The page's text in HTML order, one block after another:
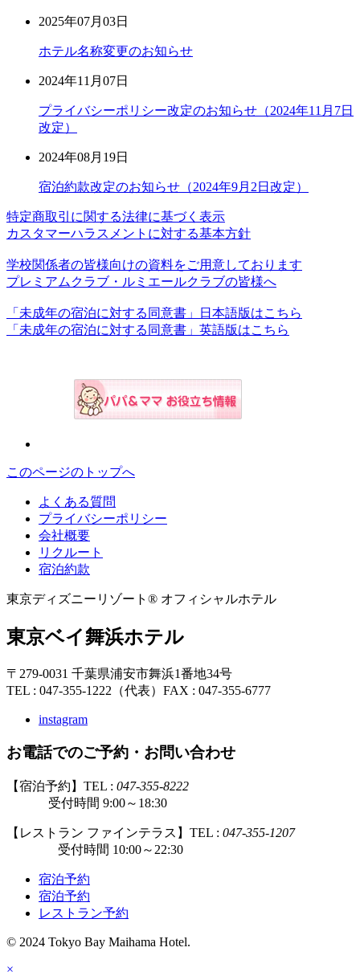
2025年07月03日
ホテル名称変更のお知らせ
2024年11月07日
プライバシーポリシー改定のお知らせ（2024年11月7日
改定）
2024年08月19日
宿泊約款改定のお知らせ（2024年9月2日改定）
特定商取引に関する法律に基づく表示
カスタマーハラスメントに対する基本方針
学校関係者の皆様向けの資料をご用意しております
プレミアムクラブ・ルミエールクラブの皆様へ
「未成年の宿泊に対する同意書」日本語版はこちら
「未成年の宿泊に対する同意書」英語版はこちら
このページのトップへ
よくある質問
プライバシーポリシー
会社概要
リクルート
宿泊約款
東京ディズニーリゾート® オフィシャルホテル
東京ベイ舞浜ホテル
〒279-0031 千葉県浦安市舞浜1番地34号
TEL : 047-355-1222（代表） FAX : 047-355-6777
instagram
お電話でのご予約・お問い合わせ
【宿泊予約】TEL : 047-355-8222
受付時間 9:00～18:30
【レストラン ファインテラス】TEL : 047-355-1207
受付時間 10:00～22:30
宿泊予約
宿泊予約
レストラン予約
© 2024 Tokyo Bay Maihama Hotel.
×